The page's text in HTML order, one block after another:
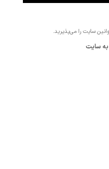
سایت را می‌پذیرید.
سایت